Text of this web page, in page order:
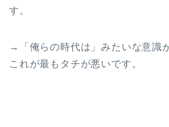
す。
→「俺らの時代は」みたいな意識
これが最もタチが悪いです。